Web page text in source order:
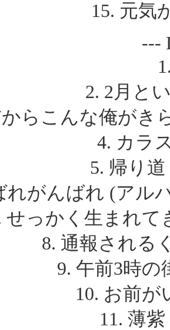
15. 元気
---
2. 2月と
らこんな俺がき
4. カラ
5. 帰り
れがんばれ (アル
せっかく生まれ
8. 通報される
9. 午前3時の
10. お前が
11. 薄